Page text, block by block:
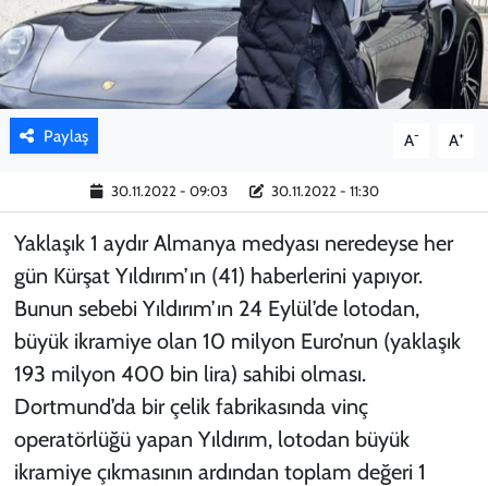
Paylaş A- A+
30.11.2022 - 09:03 30.11.2022 - 11:30
Yaklaşık 1 aydır Almanya medyası neredeyse her
gün Kürşat Yıldırım’ın (41) haberlerini yapıyor.
Bunun sebebi Yıldırım’ın 24 Eylül’de lotodan,
büyük ikramiye olan 10 milyon Euro’nun (yaklaşık
193 milyon 400 bin lira) sahibi olması.
Dortmund’da bir çelik fabrikasında vinç
operatörlüğü yapan Yıldırım, lotodan büyük
ikramiye çıkmasının ardından toplam değeri 1